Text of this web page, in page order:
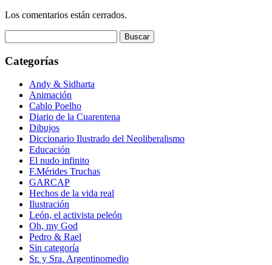
Los comentarios están cerrados.
Categorías
Andy & Sidharta
Animación
Cablo Poelho
Diario de la Cuarentena
Dibujos
Diccionario Ilustrado del Neoliberalismo
Educación
El nudo infinito
F.Mérides Truchas
GARCAP
Hechos de la vida real
Ilustración
León, el activista peleón
Oh, my God
Pedro & Rael
Sin categoría
Sr. y Sra. Argentinomedio